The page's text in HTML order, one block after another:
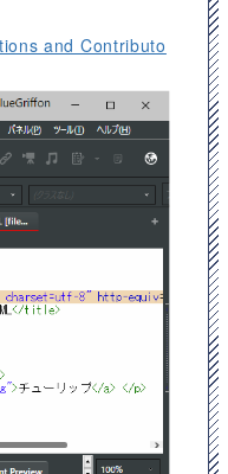
and Contributo